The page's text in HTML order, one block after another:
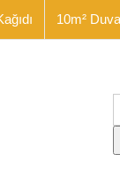
10m²